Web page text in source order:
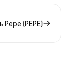
Pepe (PEPE)